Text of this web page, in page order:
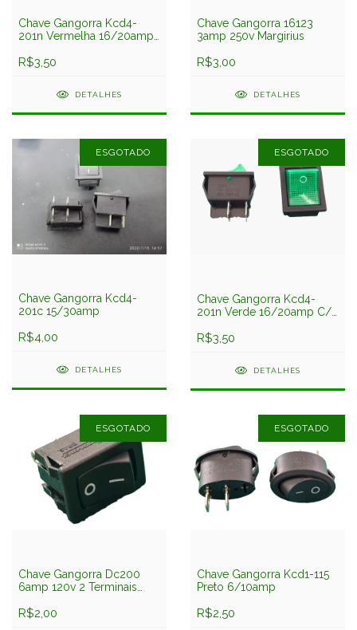
Chave Gangorra Kcd4-
201n Vermelha 16/20amp
Posições
R$3,50
DETALHES
Chave Gangorra 16123
3amp 250v Margirius
R$3,00
DETALHES
ESGOTADO
Chave Gangorra Kcd4-
201c 15/30amp
R$4,00
DETALHES
ESGOTADO
Chave Gangorra Kcd4-
201n Verde 16/20amp C/
R$3,50
DETALHES
ESGOTADO
Chave Gangorra Dc200
6amp 120v 2 Terminais
R$2,00
ESGOTADO
Chave Gangorra Kcd1-115
Preto 6/10amp
R$2,50